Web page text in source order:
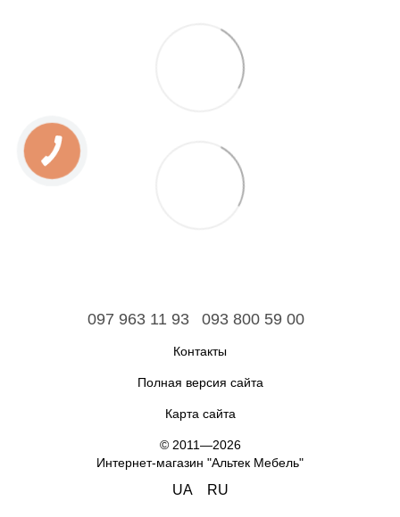
097 963 11 93 093 800 59 00
Контакты
Полная версия сайта
Карта сайта
© 2011—2026
Интернет-магазин "Альтек Мебель"
UA RU